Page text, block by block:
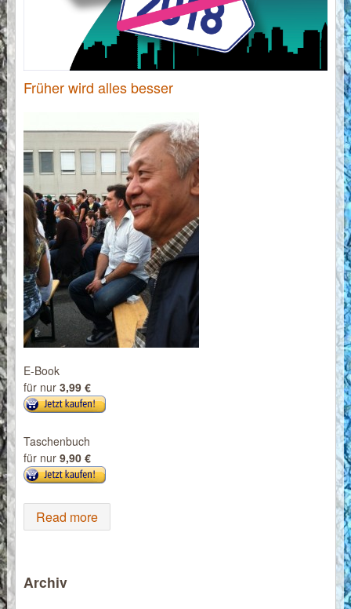
Früher wird alles besser
E-Book
für nur 3,99 €
Taschenbuch
für nur 9,90 €
Read more
Archiv